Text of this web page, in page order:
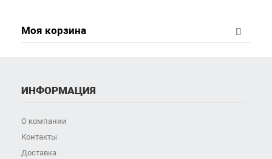
Моя корзина
ИНФОРМАЦИЯ
О компании
Контакты
Доставка